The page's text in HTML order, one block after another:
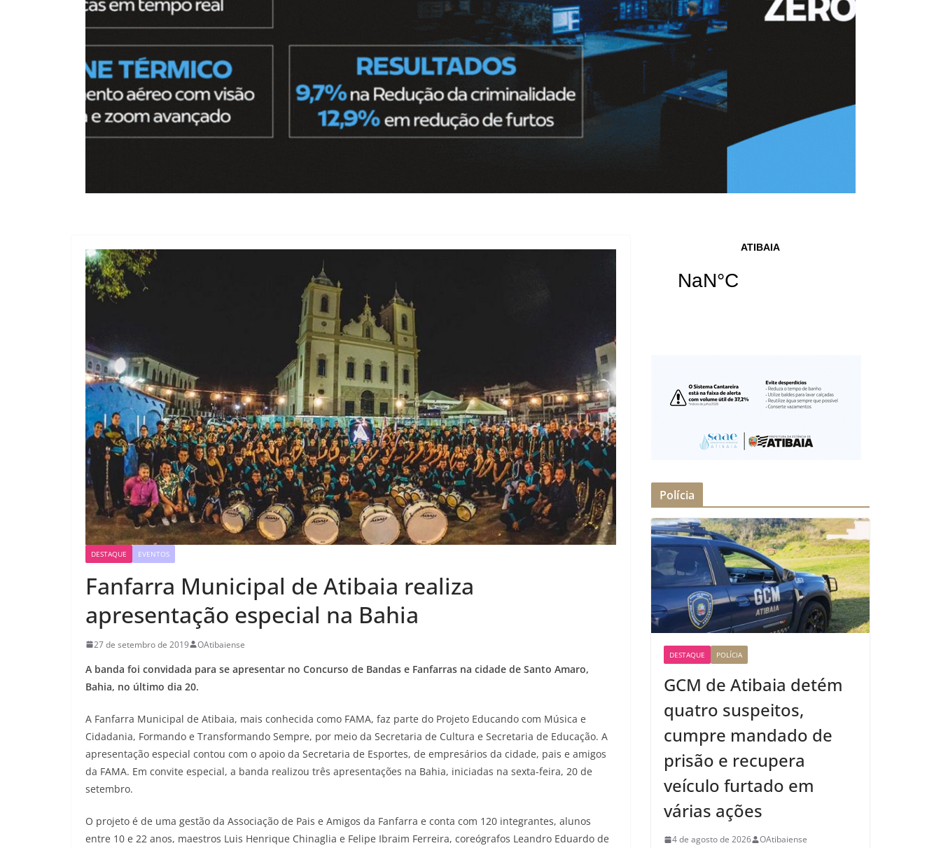
DESTAQUE EVENTOS
Fanfarra Municipal de Atibaia realiza
apresentação especial na Bahia
27 de setembro de 2019 OAtibaiense
A banda foi convidada para se apresentar no Concurso de Bandas e Fanfarras na cidade de Santo Amaro,
Bahia, no último dia 20.
A Fanfarra Municipal de Atibaia, mais conhecida como FAMA, faz parte do Projeto Educando com Música e
Cidadania, Formando e Transformando Sempre, por meio da Secretaria de Cultura e Secretaria de Educação. A
apresentação especial contou com o apoio da Secretaria de Esportes, de empresários da cidade, pais e amigos
da FAMA. Em convite especial, a banda realizou três apresentações na Bahia, iniciadas na sexta-feira, 20 de
setembro.
O projeto é de uma gestão da Associação de Pais e Amigos da Fanfarra e conta com 120 integrantes, alunos
entre 10 e 22 anos, maestros Luis Henrique Chinaglia e Felipe Ibraim Ferreira, coreógrafos Leandro Eduardo de
Polícia
DESTAQUE POLÍCIA
GCM de Atibaia detém
quatro suspeitos,
cumpre mandado de
prisão e recupera
veículo furtado em
várias ações
4 de agosto de 2026 OAtibaiense